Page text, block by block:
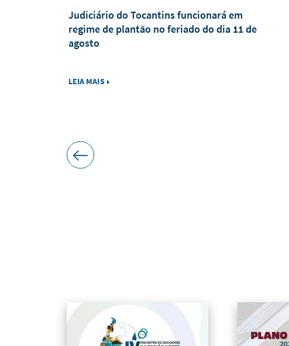
Judiciário do Tocantins funcionará em
regime de plantão no feriado do dia 11 de
agosto
LEIA MAIS